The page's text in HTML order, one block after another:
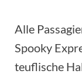
Alle
Spooky
teuflische